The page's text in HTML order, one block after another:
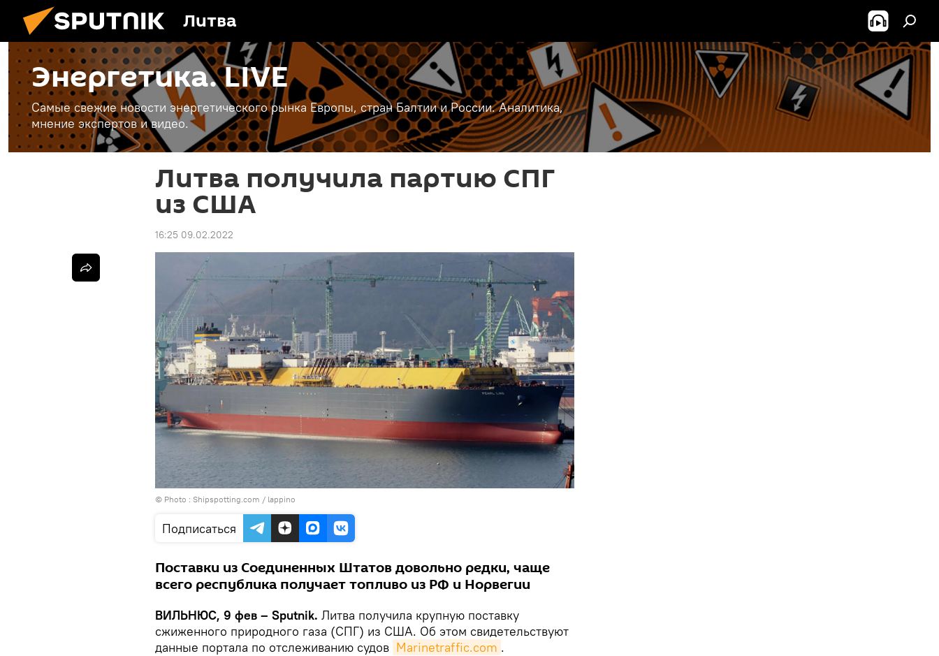
Литва
Энергетика. LIVE
Самые свежие новости энергетического рынка Европы, стран Балтии и России. Аналитика,
мнение экспертов и видео.
Литва получила партию СПГ
из США
16:25 09.02.2022
© Photo : Shipspotting.com / lappino
Подписаться
Поставки из Соединенных Штатов довольно редки, чаще
всего республика получает топливо из РФ и Норвегии
ВИЛЬНЮС, 9 фев – Sputnik. Литва получила крупную поставку
сжиженного природного газа (СПГ) из США. Об этом свидетельствуют
данные портала по отслеживанию судов Marinetraffic.com .